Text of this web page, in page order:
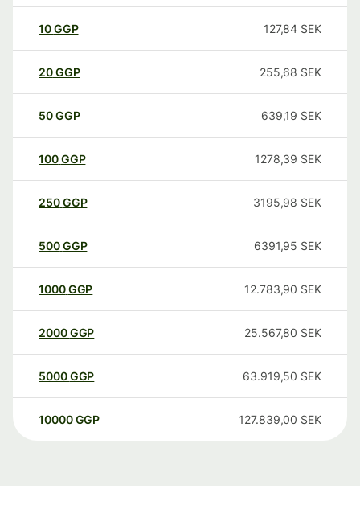
10GGP 127,84 SEK
20GGP 255,68 SEK
50GGP 639,19 SEK
100GGP 1278,39 SEK
250GGP 3195,98 SEK
500GGP 6391,95 SEK
1000GGP 12.783,90 SEK
2000GGP 25.567,80 SEK
5000GGP 63.919,50 SEK
10000 GGP 127.839,00 SEK